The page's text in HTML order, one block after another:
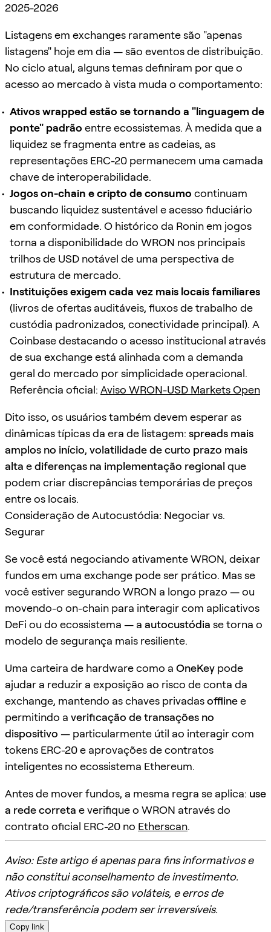
2025-2026
Listagens em exchanges raramente são "apenas
listagens" ​​hoje em dia — são eventos de distribuição.
No ciclo atual, alguns temas definiram por que o
acesso ao mercado à vista muda o comportamento:
Ativos wrapped estão se tornando a "linguagem de
ponte" padrão entre ecossistemas. À medida que a
liquidez se fragmenta entre as cadeias, as
representações ERC-20 permanecem uma camada
chave de interoperabilidade.
Jogos on-chain e cripto de consumo continuam
buscando liquidez sustentável e acesso fiduciário
em conformidade. O histórico da Ronin em jogos
torna a disponibilidade do WRON nos principais
trilhos de USD notável de uma perspectiva de
estrutura de mercado.
Instituições exigem cada vez mais locais familiares
(livros de ofertas auditáveis, fluxos de trabalho de
custódia padronizados, conectividade principal). A
Coinbase destacando o acesso institucional através
de sua exchange está alinhada com a demanda
geral do mercado por simplicidade operacional.
Referência oficial: Aviso WRON-USD Markets Open
Dito isso, os usuários também devem esperar as
dinâmicas típicas da era de listagem: spreads mais
amplos no início, volatilidade de curto prazo mais
alta ediferenças na implementação regional que
podem criar discrepâncias temporárias de preços
entre os locais.
Consideração de Autocustódia: Negociar vs.
Segurar
Se você está negociando ativamente WRON, deixar
fundos em uma exchange pode ser prático. Mas se
você estiver segurando WRON a longo prazo — ou
movendo-o on-chain para interagir com aplicativos
DeFi ou do ecossistema — a autocustódia se torna o
modelo de segurança mais resiliente.
Uma carteira de hardware como a OneKey pode
ajudar a reduzir a exposição ao risco de conta da
exchange, mantendo as chaves privadasofflinee
permitindo a verificação de transações no
dispositivo — particularmente útil ao interagir com
tokens ERC-20 e aprovações de contratos
inteligentes no ecossistema Ethereum.
Antes de mover fundos, a mesma regra se aplica: use
a rede correta e verifique o WRON através do
contrato oficial ERC-20 no Etherscan.
Aviso: Este artigo é apenas para fins informativos e
não constitui aconselhamento de investimento.
Ativos criptográficos são voláteis, e erros de
rede/transferência podem ser irreversíveis.
Copy link